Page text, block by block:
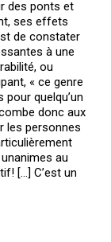
des ponts et
ses effets
de constater
à une
ou
« ce genre
quelqu’un
donc aux
les personnes
au
[…] C’est un